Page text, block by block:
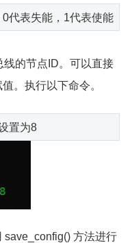
代表失能，1代表使能
的节点ID。可以直接
。执行以下命令。
置为8
save_config() 方法进行